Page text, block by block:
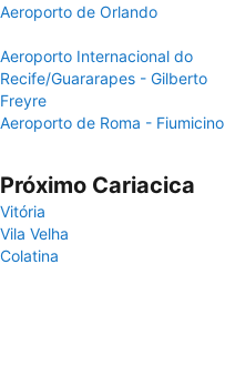
Aeroporto de Orlando
Aeroporto Internacional do
Recife/Guararapes - Gilberto
Freyre
Aeroporto de Roma - Fiumicino
Próximo Cariacica
Vitória
Vila Velha
Colatina